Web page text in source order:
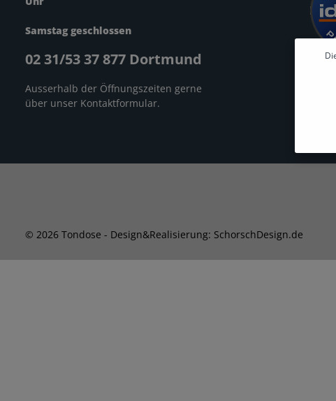
Samstag geschlossen
02 31/53 37 877 Dortmund
Ausserhalb der Öffnungszeiten gerne
über unser Kontaktformular.
© 2026 Tondose - Design&Realisierung: SchorschDesign.de